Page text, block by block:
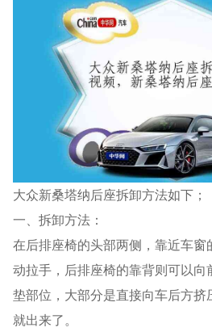
大众新桑塔纳后座拆卸方法如下；
一、拆卸方法：
在后排座椅的头部两侧，靠近车窗
动拉手，后排座椅的靠背则可以向
垫部位，大部分是直接向车后方挤
就出来了。